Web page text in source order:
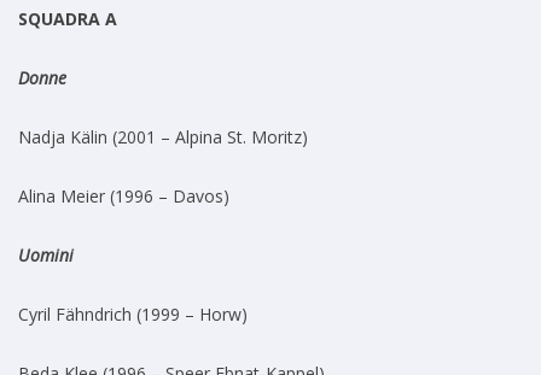
SQUADRA A
Donne
Nadja Kälin (2001 – Alpina St. Moritz)
Alina Meier (1996 – Davos)
Uomini
Cyril Fähndrich (1999 – Horw)